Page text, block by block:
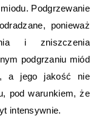
Podgrzewanie
ponieważ
i zniszczenia
podgrzaniu miód
a jego jakość nie
pod warunkiem, że
intensywnie.